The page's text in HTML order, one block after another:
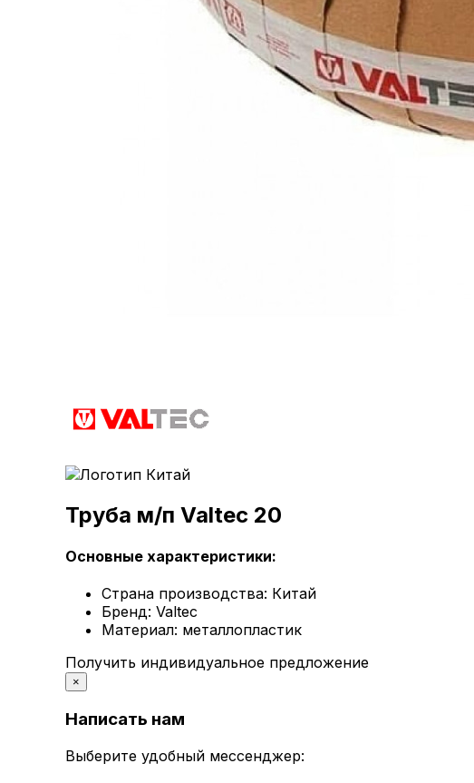
Труба м/п Valtec 20
Основные характеристики:
Страна производства: Китай
Бренд: Valtec
Материал: металлопластик
Получить индивидуальное предложение
×
Написать нам
Выберите удобный мессенджер: